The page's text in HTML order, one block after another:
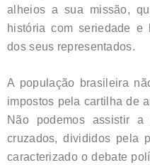
alheios a sua missão,
história com seriedade
dos seus representados.
A população brasileira
impostos pela cartilha de
Não podemos assistir
cruzados, divididos pela
caracterizado o debate